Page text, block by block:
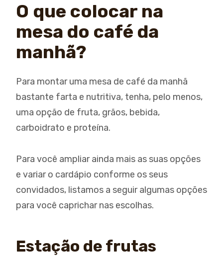
O que colocar na
mesa do café da
manhã?
Para montar uma mesa de café da manhã
bastante farta e nutritiva, tenha, pelo menos,
uma opção de fruta, grãos, bebida,
carboidrato e proteína.
Para você ampliar ainda mais as suas opções
e variar o cardápio conforme os seus
convidados, listamos a seguir algumas opções
para você caprichar nas escolhas.
Estação de frutas